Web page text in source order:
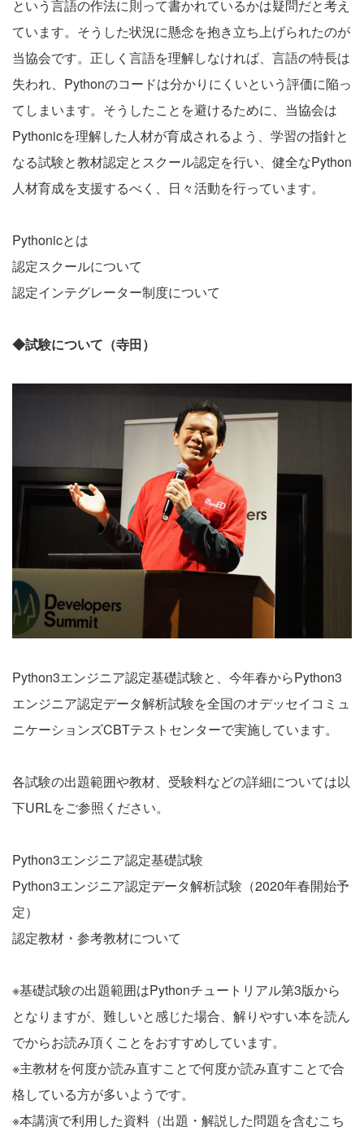
という言語の作法に則って書かれているかは疑問だと考え
ています。そうした状況に懸念を抱き立ち上げられたのが
当協会です。正しく言語を理解しなければ、言語の特長は
失われ、Pythonのコードは分かりにくいという評価に陥っ
てしまいます。そうしたことを避けるために、当協会は
Pythonicを理解した人材が育成されるよう、学習の指針と
なる試験と教材認定とスクール認定を行い、健全なPython
人材育成を支援するべく、日々活動を行っています。
Pythonicとは
認定スクールについて
認定インテグレーター制度について
◆試験について（寺田）
Python3エンジニア認定基礎試験と、今年春からPython3
エンジニア認定データ解析試験を全国のオデッセイコミュ
ニケーションズCBTテストセンターで実施しています。
各試験の出題範囲や教材、受験料などの詳細については以
下URLをご参照ください。
Python3エンジニア認定基礎試験
Python3エンジニア認定データ解析試験 （2020年春開始予
定）
認定教材・参考教材について
※基礎試験の出題範囲はPythonチュートリアル第3版から
となりますが、難しいと感じた場合、解りやすい本を読ん
でからお読み頂くことをおすすめしています。
※主教材を何度か読み直すことで何度か読み直すことで合
格している方が多いようです。
※本講演で利用した資料（出題・解説した問題を含むこち